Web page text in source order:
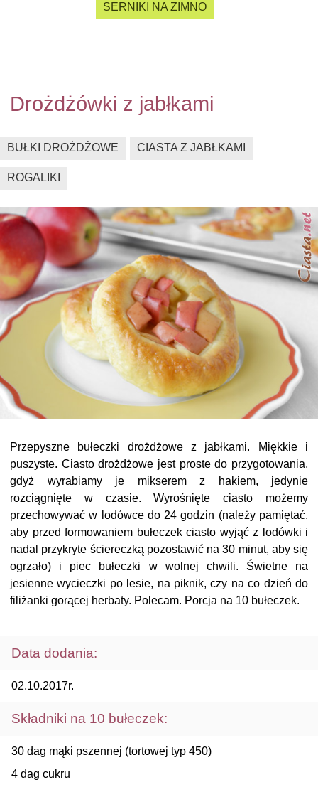
SERNIKI NA ZIMNO
Drożdżówki z jabłkami
BUŁKI DROŻDŻOWE CIASTA Z JABŁKAMI
ROGALIKI
Przepyszne bułeczki drożdżowe z jabłkami. Miękkie i
puszyste. Ciasto drożdżowe jest proste do przygotowania,
gdyż wyrabiamy je mikserem z hakiem, jedynie
rozciągnięte w czasie. Wyrośnięte ciasto możemy
przechowywać w lodówce do 24 godzin (należy pamiętać,
aby przed formowaniem bułeczek ciasto wyjąć z lodówki i
nadal przykryte ściereczką pozostawić na 30 minut, aby się
ogrzało) i piec bułeczki w wolnej chwili. Świetne na
jesienne wycieczki po lesie, na piknik, czy na co dzień do
filiżanki gorącej herbaty. Polecam. Porcja na 10 bułeczek.
Data dodania:
02.10.2017r.
Składniki na 10 bułeczek:
30 dag mąki pszennej (tortowej typ 450)
4 dag cukru